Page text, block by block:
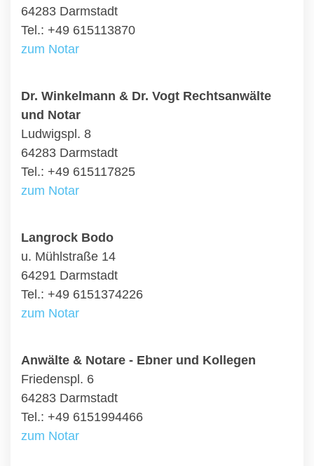
64283 Darmstadt
Tel.: +49 615113870
zum Notar
Dr. Winkelmann & Dr. Vogt Rechtsanwälte
und Notar
Ludwigspl. 8
64283 Darmstadt
Tel.: +49 615117825
zum Notar
Langrock Bodo
u. Mühlstraße 14
64291 Darmstadt
Tel.: +49 6151374226
zum Notar
Anwälte & Notare - Ebner und Kollegen
Friedenspl. 6
64283 Darmstadt
Tel.: +49 6151994466
zum Notar